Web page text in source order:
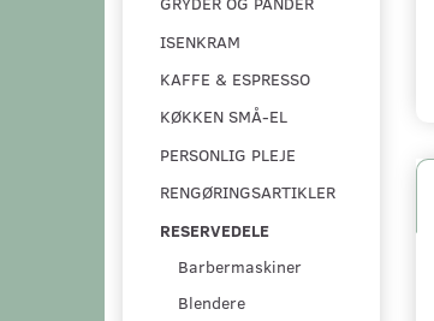
ISENKRAM
KAFFE & ESPRESSO
KØKKEN SMÅ-EL
PERSONLIG PLEJE
RENGØRINGSARTIKLER
RESERVEDELE
Barbermaskiner
Blendere